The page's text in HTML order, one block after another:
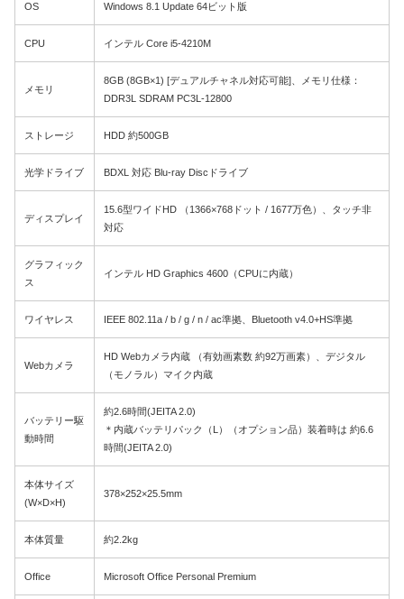
OS Windows 8.1 Update 64ビット版
CPU インテル Core i5-4210M
メモリ
8GB (8GB×1) [デュアルチャネル対応可能]、メモリ仕様：
DDR3L SDRAM PC3L-12800
ストレージ HDD 約500GB
光学ドライブ BDXL 対応 Blu-ray Discドライブ
ディスプレイ
15.6型ワイドHD （1366×768ドット / 1677万色）、タッチ非
対応
グラフィック
ス
インテル HD Graphics 4600（CPUに内蔵）
ワイヤレス IEEE 802.11a / b / g / n / ac準拠、Bluetooth v4.0+HS準拠
Webカメラ
HD Webカメラ内蔵 （有効画素数 約92万画素）、デジタル
（モノラル）マイク内蔵
バッテリー駆
動時間
約2.6時間(JEITA 2.0)
＊内蔵バッテリパック（L）（オプション品）装着時は 約6.6
時間(JEITA 2.0)
本体サイズ
(W×D×H)
378×252×25.5mm
本体質量 約2.2kg
Office Microsoft Office Personal Premium